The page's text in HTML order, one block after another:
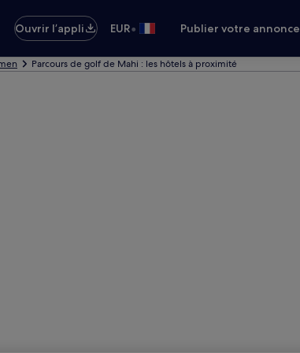
Ouvrir l’appli EUR• Publier votre annonce
Parcours de golf de Mahi : les hôtels à proximité